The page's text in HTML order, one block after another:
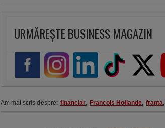
URMĂREȘTE BUSINESS MAGAZIN
Am mai scris despre: financiar, Francois Hollande, franta,